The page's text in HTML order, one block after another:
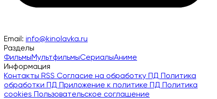
Email: info@kinolavka.ru
Разделы
ФильмыМультфильмыСериалыАниме
Информация
Контакты RSS Согласие на обработку ПД Политика
обработки ПД Приложение к политике ПД Политика
cookies Пользовательское соглашение